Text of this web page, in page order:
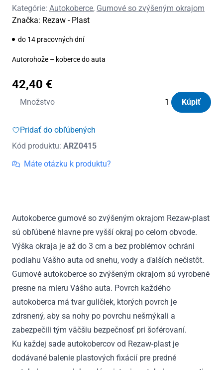
Kategórie: Autokoberce, Gumové so zvýšeným okrajom
Značka: Rezaw - Plast
do 14 pracovných dní
Autorohože – koberce do auta
42,40 €
Množstvo
množstvo
gumové
zvýšeným
okrajom
2018
Kúpiť
Pridať do obľúbených
Kód produktu: ARZ0415
Máte otázku k produktu?
Autokoberce gumové so zvýšeným okrajom Rezaw-plast
sú obľúbené hlavne pre vyšší okraj po celom obvode.
Výška okraja je až do 3 cm a bez problémov ochráni
podlahu Vášho auta od snehu, vody a ďalších nečistôt.
Gumové autokoberce so zvýšeným okrajom sú vyrobené
presne na mieru Vášho auta. Povrch každého
autokoberca má tvar guličiek, ktorých povrch je
zdrsnený, aby sa nohy po povrchu nešmýkali a
zabezpečili tým väčšiu bezpečnosť pri šoférovaní.
Ku každej sade autokobercov od Rezaw-plast je
dodávané balenie plastových fixácií pre predné